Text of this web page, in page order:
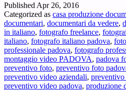
Published Apr 26, 2016
Categorized as casa produzione
documentari, documentari da vedere,
in italiano, fotografo freelance,
italiano, fotografo italiano padova,
professionale padova, fotografo
montaggio video PADOVA, padova
preventivo foto, preventivo foto
preventivo video aziendali, preventivo
preventivo video padova, produzione